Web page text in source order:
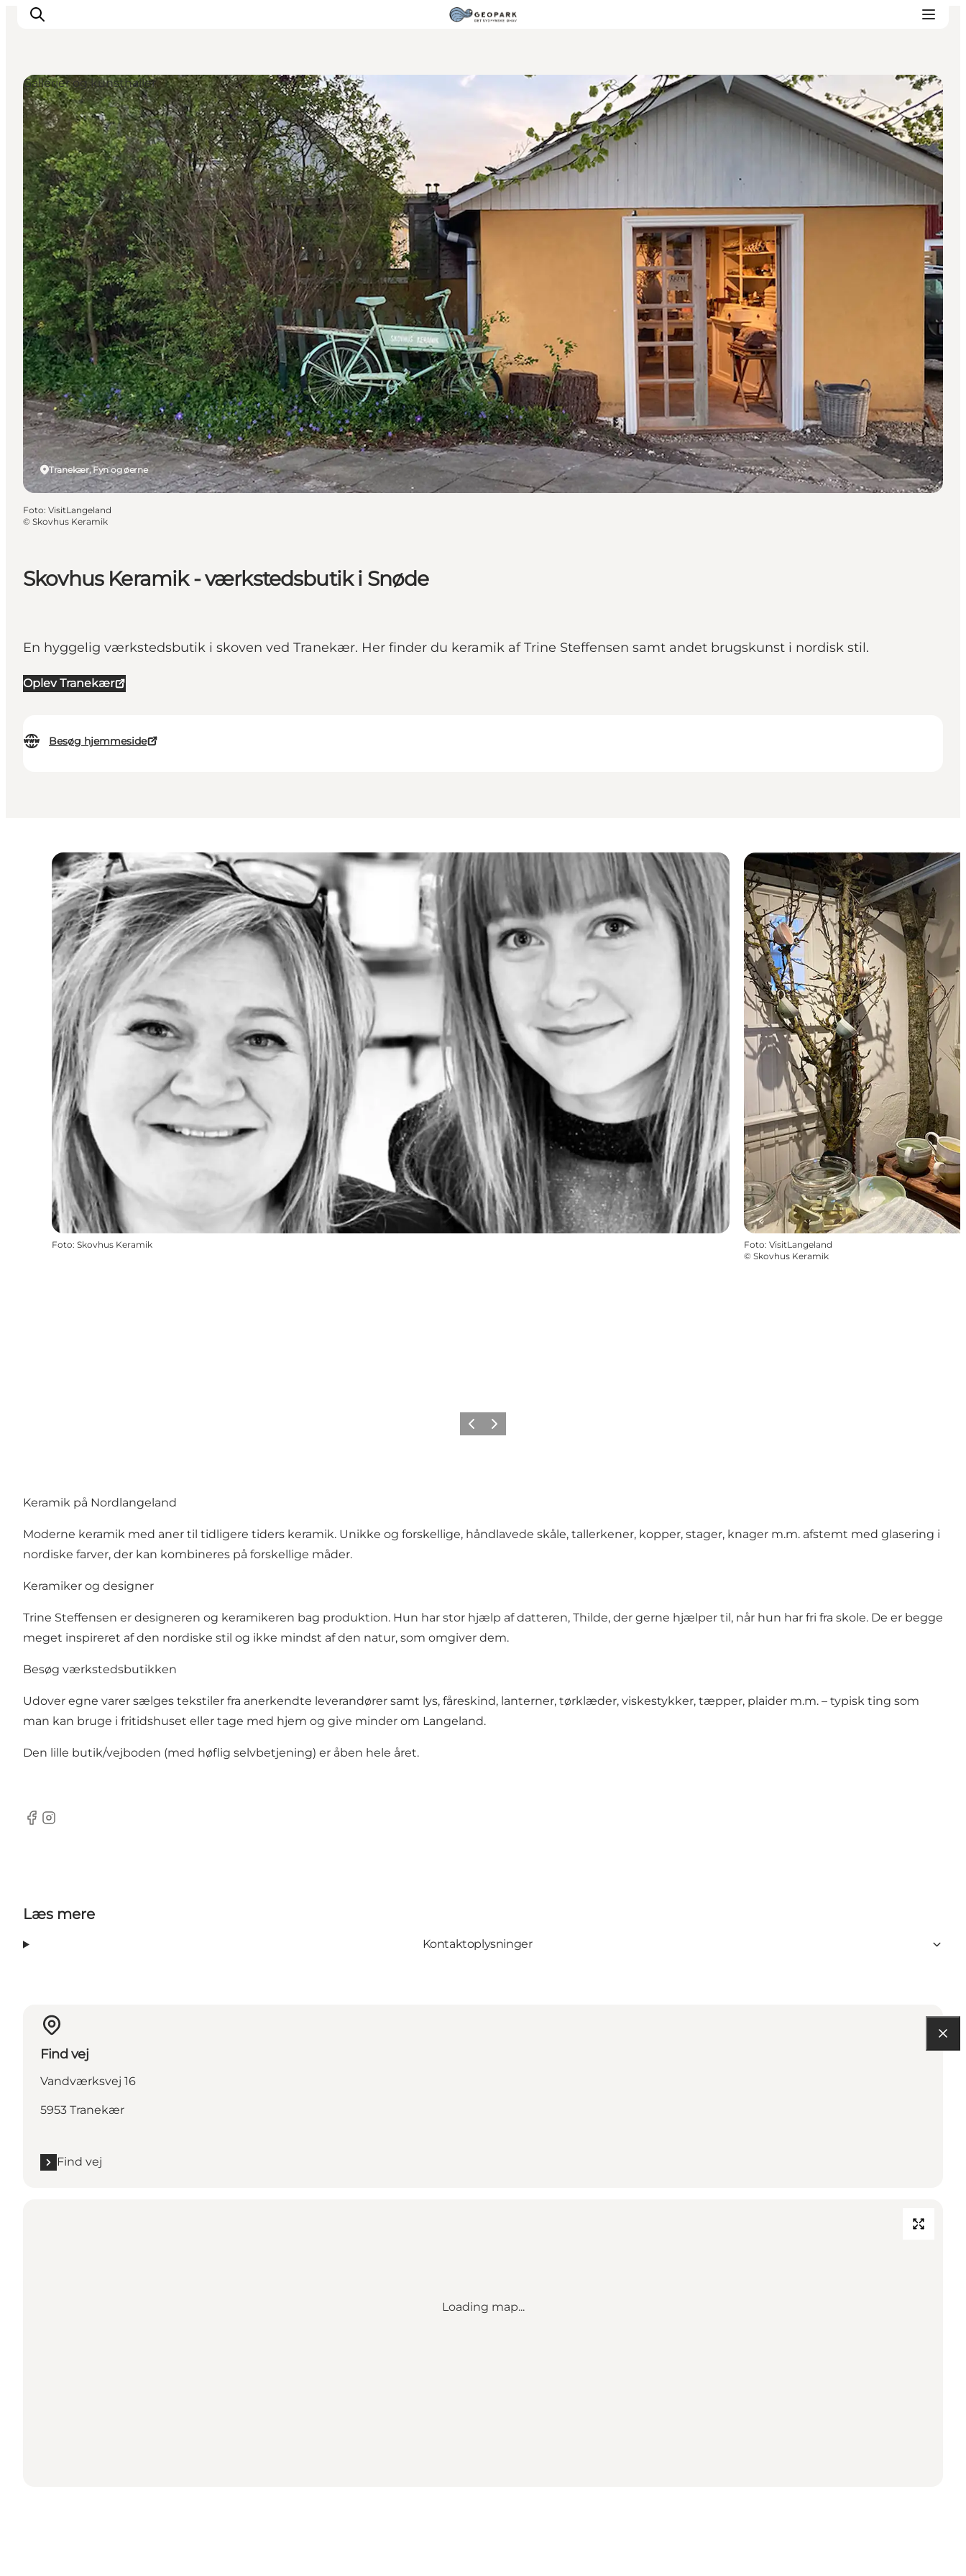
Skovhus Keramik - værkstedsbutik i Snøde
En hyggelig værkstedsbutik i skoven ved Tranekær. Her finder du keramik af Trine Steffensen samt andet brugskunst i nordisk stil.
Oplev Tranekær
Besøg hjemmeside
Tranekær, Fyn og øerne
Gallerier og kunsthaller
Foto: VisitLangeland
© Skovhus Keramik
Foto: Skovhus Keramik Foto: VisitLangeland
© Skovhus Keramik
ForrigeNæste
Keramik på Nordlangeland
Moderne keramik med aner til tidligere tiders keramik. Unikke og forskellige, håndlavede skåle, tallerkener, kopper, stager, knager m.m. afstemt med glasering i
nordiske farver, der kan kombineres på forskellige måder.
Keramiker og designer
Trine Steffensen er designeren og keramikeren bag produktion. Hun har stor hjælp af datteren, Thilde, der gerne hjælper til, når hun har fri fra skole. De er begge
meget inspireret af den nordiske stil og ikke mindst af den natur, som omgiver dem.
Besøg værkstedsbutikken
Udover egne varer sælges tekstiler fra anerkendte leverandører samt lys, fåreskind, lanterner, tørklæder, viskestykker, tæpper, plaider m.m. – typisk ting som
man kan bruge i fritidshuset eller tage med hjem og give minder om Langeland.
Den lille butik/vejboden (med høflig selvbetjening) er åben hele året.
Facebook
Instagram
Læs mere
Kontaktoplysninger
Find vej
Vandværksvej 16
5953 Tranekær
Find vej
Loading map...